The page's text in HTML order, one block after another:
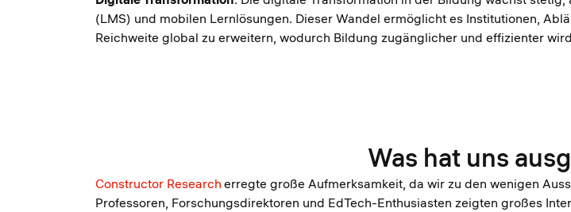
(LMS) und mobilen Lernlösungen. Dieser Wandel ermöglicht es Institutionen,
Reichweite global zu erweitern, wodurch Bildung zugänglicher und effizienter
Was hat uns
Constructor Research erregte große Aufmerksamkeit, da wir zu den wenigen
Professoren, Forschungsdirektoren und EdTech-Enthusiasten zeigten großes